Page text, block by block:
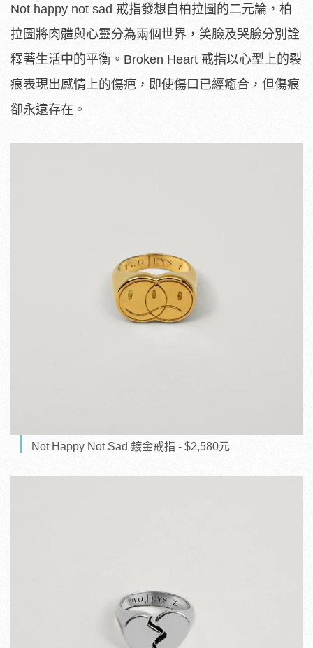
Not happy not sad 戒指發想自 柏拉圖的二元論，柏
拉圖將肉體與心靈分為兩個世界，笑臉及哭臉分別詮
釋著生活中的平衡。Broken Heart 戒指以心型上的裂
痕表現出感情上的傷疤，即使傷口已經癒合，但傷痕
卻永遠存在。
Not Happy Not Sad 鍍金戒指 - $2,580元